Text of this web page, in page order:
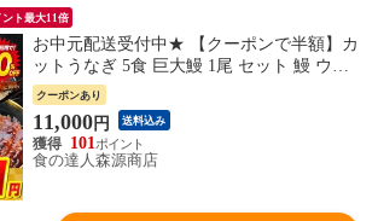
ト最大11倍
お中元配送受付中★ 【クーポンで半額】カ
ットうなぎ 5食 巨大鰻 1尾 セット 鰻 ウナ
ギ かばやき 鰻蒲焼 ひつまぶし 土用丑
クーポンあり
11,000円 送料込み
101
食の達人森源商店